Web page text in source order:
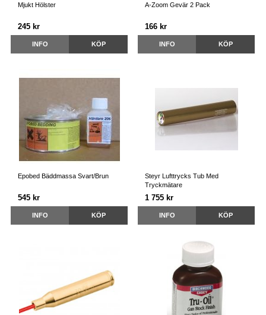
Mjukt Hölster
245 kr
INFO KÖP
A-Zoom Gevär 2 Pack
166 kr
INFO KÖP
Epobed Bäddmassa Svart/Brun
545 kr
INFO KÖP
Steyr Lufttrycks Tub Med
Tryckmätare
1 755 kr
INFO KÖP